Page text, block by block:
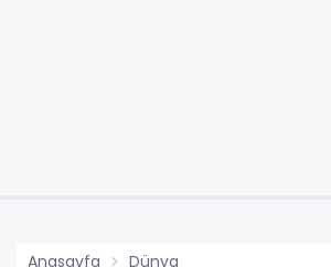
Anasayfa Dünya